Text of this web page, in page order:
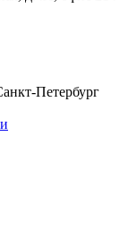
Петербург